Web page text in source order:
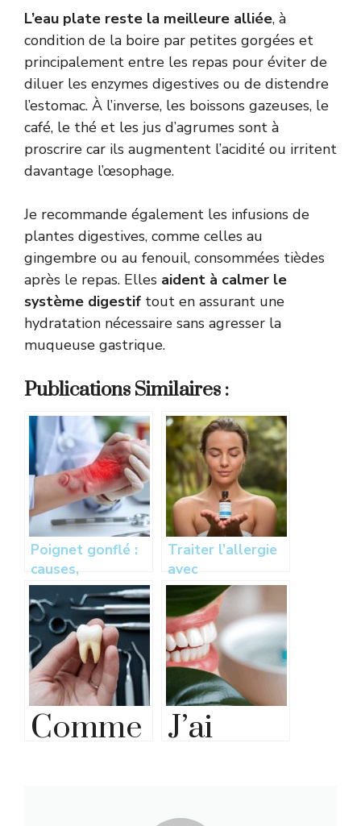
L’eau plate reste la meilleure alliée, à
condition de la boire par petites gorgées et
principalement entre les repas pour éviter de
diluer les enzymes digestives ou de distendre
l’estomac. À l’inverse, les boissons gazeuses, le
café, le thé et les jus d’agrumes sont à
proscrire car ils augmentent l’acidité ou irritent
davantage l’œsophage.
Je recommande également les infusions de
plantes digestives, comme celles au
gingembre ou au fenouil, consommées tièdes
après le repas. Elles aident à calmer le
système digestif tout en assurant une
hydratation nécessaire sans agresser la
muqueuse gastrique.
Publications Similaires :
Poignet gonflé :
causes,
symptômes et
traitements pour
soulager la
douleur
Traiter l’allergie
avec
l’homéopathie :
une alternative
naturelle efficace
Comme
J’ai